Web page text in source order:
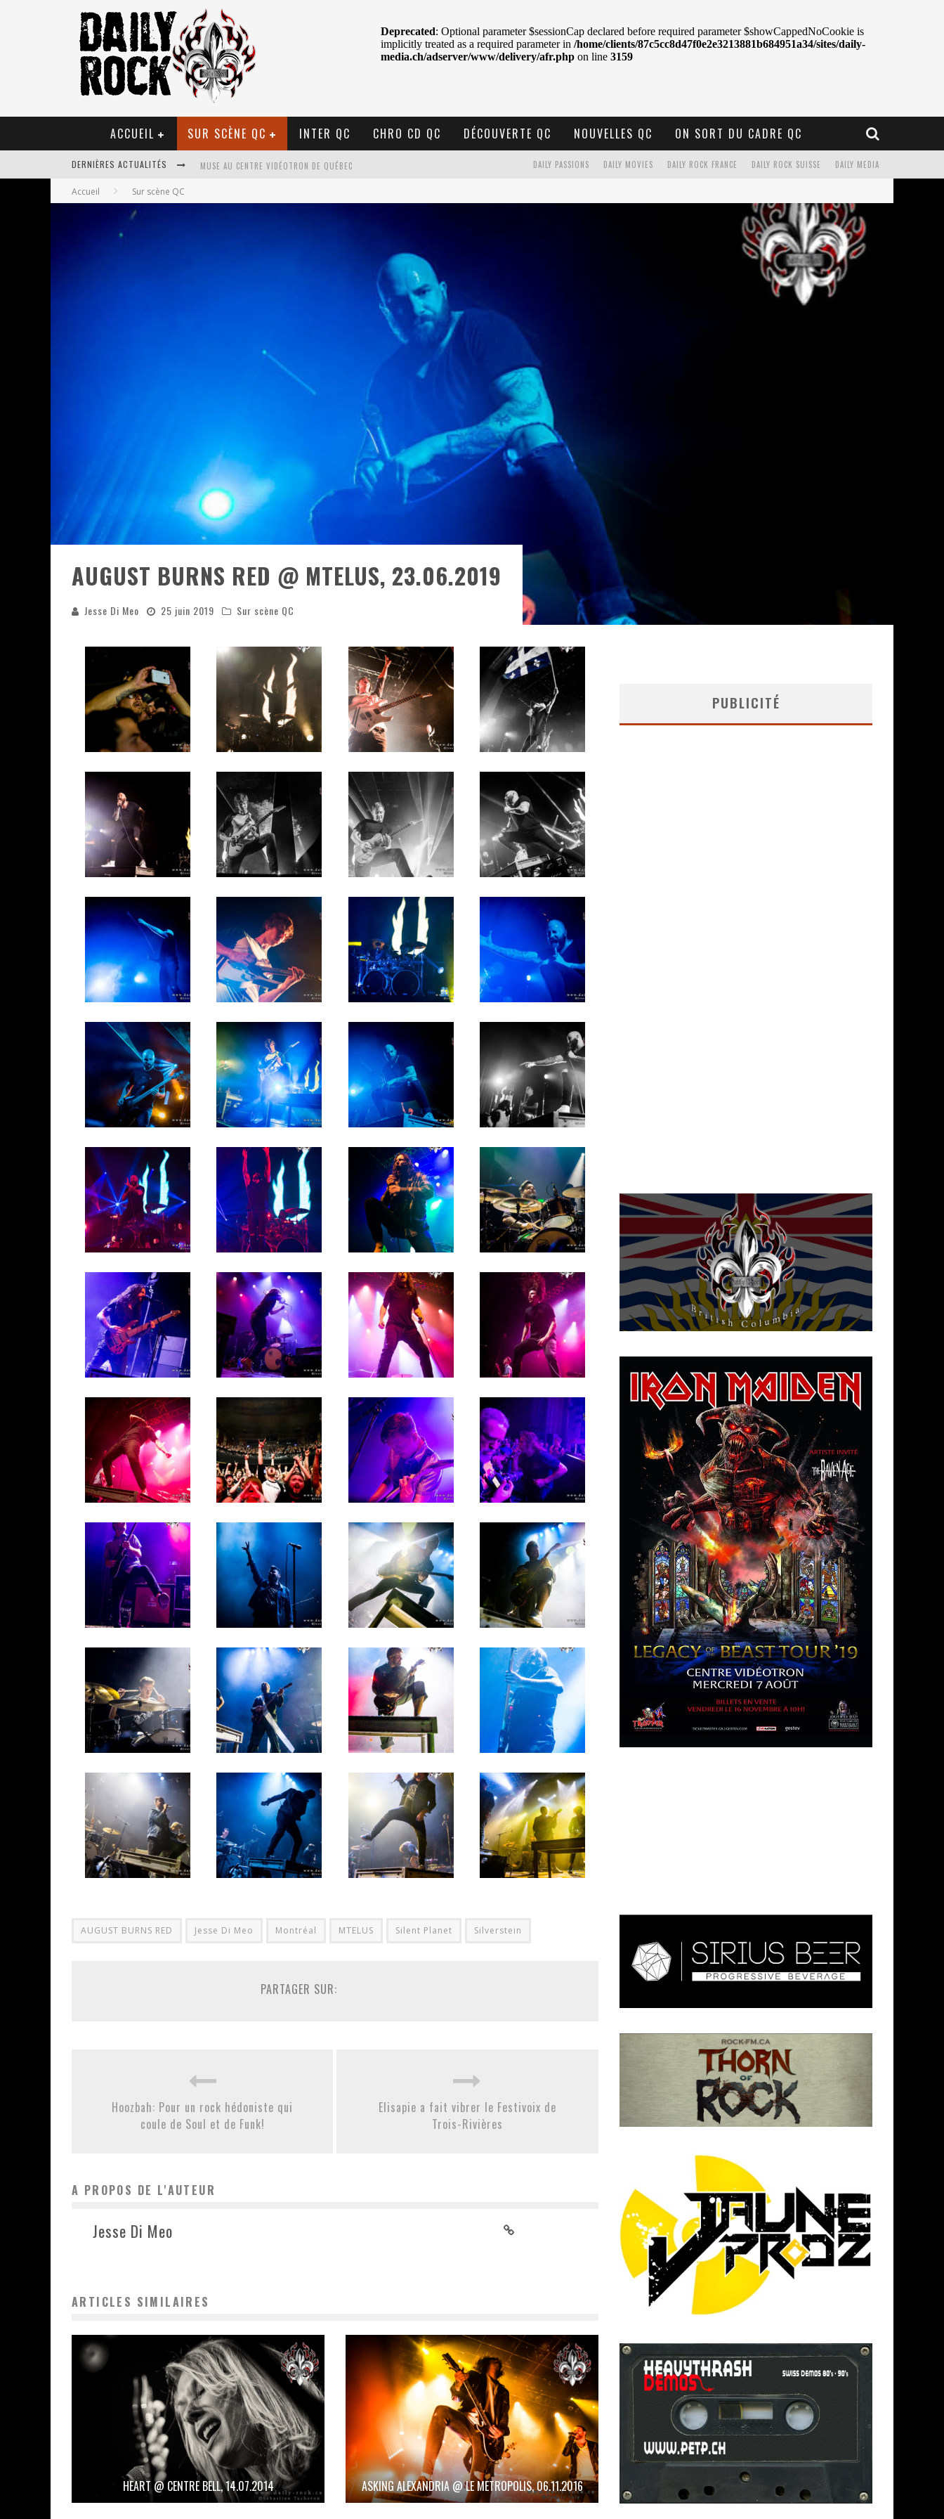
ACCUEIL SUR SCÈNE QC INTER QC CHRO CD QC DÉCOUVERTE QC NOUVELLES QC ON SORT DU CADRE QC
DERNIÈRES ACTUALITÉS MUSE AU CENTRE VIDÉOTRON DE QUÉBEC
ON VA SE LE DIRE, SWORD EST DE RETOUR
LA COMPIL’ ZOO DE SLAM DISQUES EST DE RETOUR
DEATH NOTE SILENCE - COLLIDE AND COLLAPSE
ÉNORME SUCCÈS POUR MUSE ET SES SHOWS AU QUÉBEC
DAILY MEDIA
DAILY ROCK SUISSE
DAILY ROCK FRANCE
DAILY MOVIES
DAILY PASSIONS
Accueil Sur scène QC
AUGUST BURNS RED @ MTELUS, 23.06.2019
Jesse Di Meo 25 juin 2019 Sur scène QC
AUGUST BURNS RED Jesse Di Meo Montréal MTELUS Silent Planet Silverstein
PARTAGER SUR:
Hoozbah: Pour un rock hédoniste qui
coule de Soul et de Funk!
Elisapie a fait vibrer le Festivoix de
Trois-Rivières
A PROPOS DE L'AUTEUR
Jesse Di Meo
ARTICLES SIMILAIRES
HEART @ CENTRE BELL, 14.07.2014 ASKING ALEXANDRIA @ LE METROPOLIS, 06.11.2016
PUBLICITÉ